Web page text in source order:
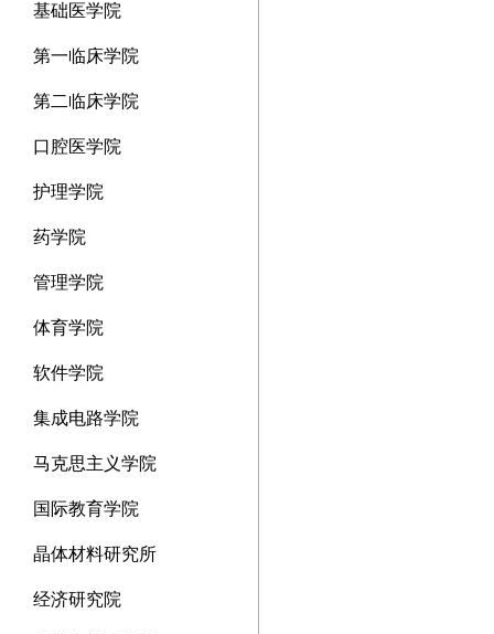
基础医学院
第一临床学院
第二临床学院
口腔医学院
护理学院
药学院
管理学院
体育学院
软件学院
集成电路学院
马克思主义学院
国际教育学院
晶体材料研究所
经济研究院